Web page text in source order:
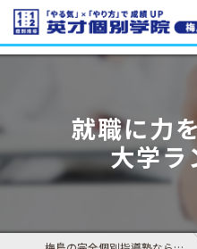
就職に力
大学ラ